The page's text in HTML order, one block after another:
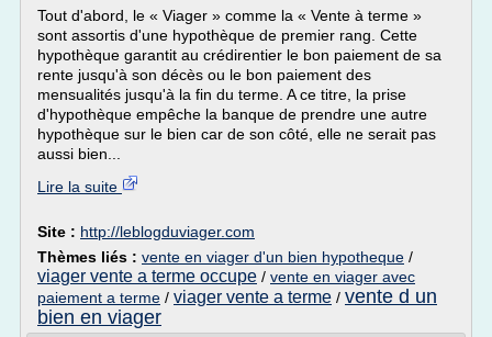
Tout d'abord, le « Viager » comme la « Vente à terme »
sont assortis d'une hypothèque de premier rang. Cette
hypothèque garantit au crédirentier le bon paiement de sa
rente jusqu'à son décès ou le bon paiement des
mensualités jusqu'à la fin du terme. A ce titre, la prise
d'hypothèque empêche la banque de prendre une autre
hypothèque sur le bien car de son côté, elle ne serait pas
aussi bien...
Lire la suite
Site : http://leblogduviager.com
Thèmes liés : vente en viager d'un bien hypotheque /
viager vente a terme occupe / vente en viager avec
paiement a terme / viager vente a terme / vente d un
bien en viager